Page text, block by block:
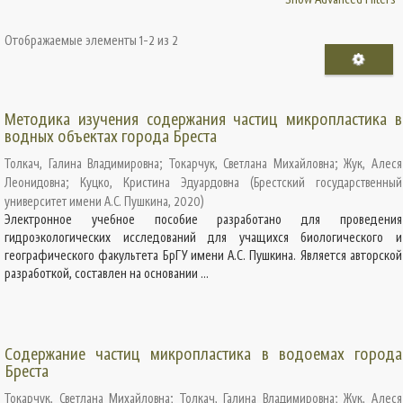
Отображаемые элементы 1-2 из 2
Методика изучения содержания частиц микропластика в
водных объектах города Бреста
Толкач, Галина Владимировна; Токарчук, Светлана Михайловна;Жук, Алеся
Леонидовна; Куцко, Кристина Эдуардовна (Брестский государственный
университет имени А.С. Пушкина, 2020)
Электронное учебное пособие разработано для проведения
гидроэкологических исследований для учащихся биологического и
географического факультета БрГУ имени А.С. Пушкина. Является авторской
разработкой, составлен на основании ...
Содержание частиц микропластика в водоемах города
Бреста
Токарчук, Светлана Михайловна; Толкач, Галина Владимировна;Жук, Алеся